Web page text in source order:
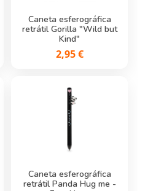
Caneta esferográfica
retrátil Gorilla "Wild but
Kind"
2,95 €
Caneta esferográfica
retrátil Panda Hug me -
Caneta de Gel Apagável
Kitty - Erasable Pen
Legami
1,95 €
Caneta de Gel Apagável